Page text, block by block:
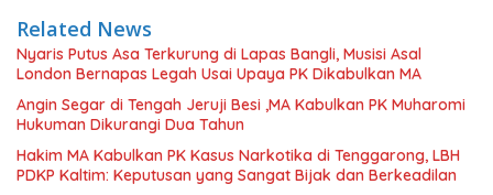
Related News
Nyaris Putus Asa Terkurung di Lapas Bangli, Musisi Asal
London Bernapas Legah Usai Upaya PK Dikabulkan MA
Angin Segar di Tengah Jeruji Besi ,MA Kabulkan PK Muharomi
Hukuman Dikurangi Dua Tahun
Hakim MA Kabulkan PK Kasus Narkotika di Tenggarong, LBH
PDKP Kaltim: Keputusan yang Sangat Bijak dan Berkeadilan